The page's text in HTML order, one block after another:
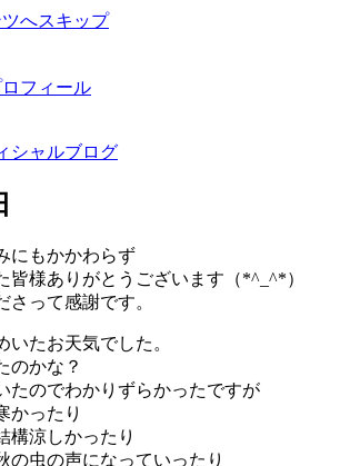
オフィシャルブロ
Official Blog
へスキップ
フィール
にもかかわらず
皆様ありがとうございます（*^_^*）
さって感謝です。
たお天気でした。
のかな？
たのでわかりずらかったですが
かったり
構涼しかったり
の虫の声になっていったり